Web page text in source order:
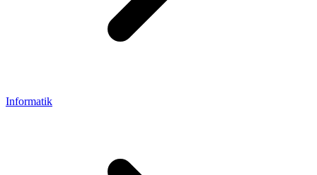
Informatik